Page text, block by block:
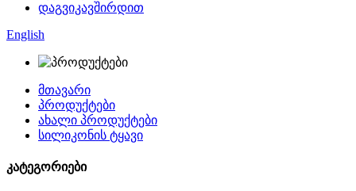
დაგვიკავშირდით
English
მთავარი
პროდუქტები
ახალი პროდუქტები
სილიკონის ტყავი
კატეგორიები